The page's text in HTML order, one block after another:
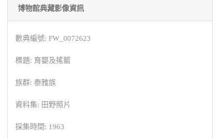
博物館典藏影像資訊
數典編號: FW_0072623
標題: 育嬰及搖籃
族群: 泰雅族
資料集: 田野照片
採集時間: 1963